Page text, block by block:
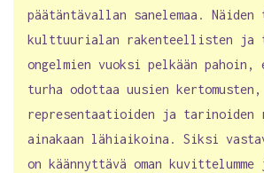
päätäntävallan sanelemaa.
kulttuurialan rakenteellisten ja
ongelmien vuoksi pelkään pahoin,
turha odottaa uusien kertomusten,
representaatioiden ja tarinoiden
ainakaan lähiaikoina. Siksi
on käännyttävä oman kuvittelumme